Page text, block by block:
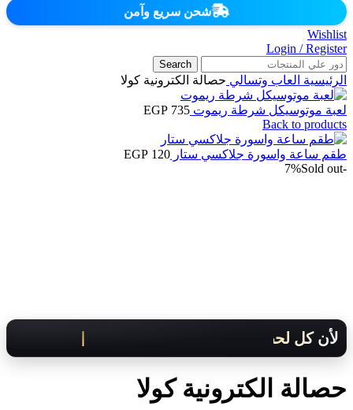
شحن سريع وآمن
Wishlist
Login / Register
Search
الرئيسية العاب وتسالي حصالة الكترونية كولا
لعبة موتوسيكل شرطة ريموت 735
EGP
Back to products
طقم ساعة واسورة جلاكسي ستار 120
EGP
-7%
Sold out
لأن كل لحظة مهمة .. هنوصلك بسرعة!
حصالة الكترونية كولا